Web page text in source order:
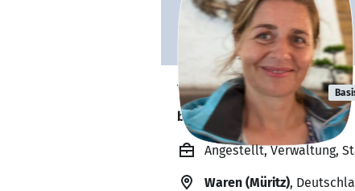
Yvonne Drews
bildet sich zurzeit weiter. 🎓
Angestellt, Verwaltung,
Waren (Müritz),